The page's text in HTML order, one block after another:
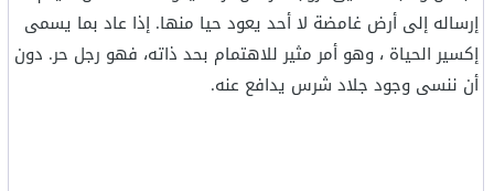
إرساله إلى أرض غامضة لا أحد يعود حيا منها. إذا عاد بما يسمى
إكسير الحياة ، وهو أمر مثير للاهتمام بحد ذاته، فهو رجل حر. دون
أن ننسى وجود جلاد شرس يدافع عنه.